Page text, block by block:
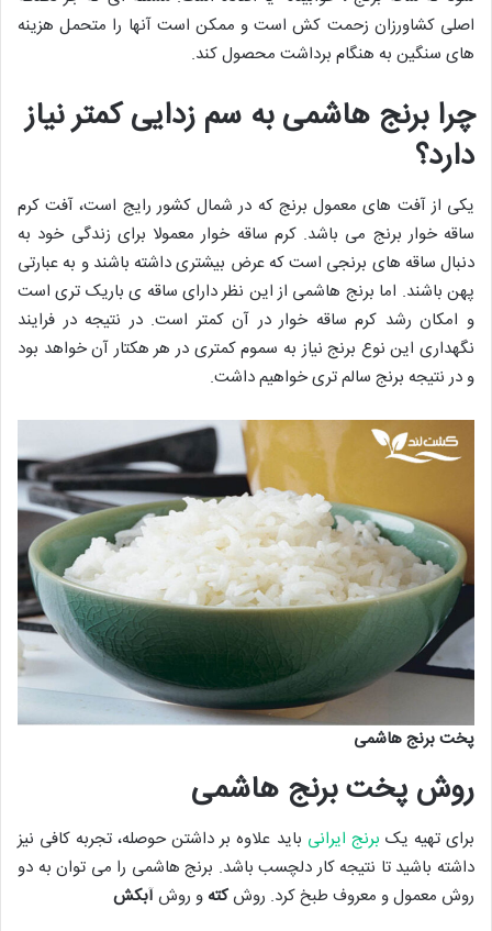
اصلی کشاورزان زحمت کش است و ممکن است آنها را متحمل هزینه
های سنگین به هنگام برداشت محصول کند.
چرا برنج هاشمی به سم زدایی کمتر نیاز
دارد؟
یکی از آفت های معمول برنج که در شمال کشور رایج است، آفت کرم
ساقه خوار برنج می باشد. کرم ساقه خوار معمولا برای زندگی خود به
دنبال ساقه های برنجی است که عرض بیشتری داشته باشند و به عبارتی
پهن باشند. اما برنج هاشمی از این نظر دارای ساقه ی باریک تری است
و امکان رشد کرم ساقه خوار در آن کمتر است. در نتیجه در فرایند
نگهداری این نوع برنج نیاز به سموم کمتری در هر هکتار آن خواهد بود
و در نتیجه برنج سالم تری خواهیم داشت.
پخت برنج هاشمی
روش پخت برنج هاشمی
برای تهیه یک برنج ایرانی باید علاوه بر داشتن حوصله، تجربه کافی نیز
داشته باشید تا نتیجه کار دلچسب باشد. برنج هاشمی را می توان به دو
روش معمول و معروف طبخ کرد. روشکته و روش آبکش